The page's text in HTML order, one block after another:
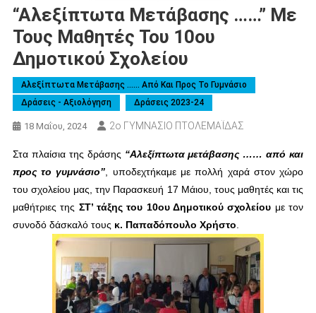
“Αλεξίπτωτα Μετάβασης ……” Με
Τους Μαθητές Του 10ου
Δημοτικού Σχολείου
Αλεξίπτωτα Μετάβασης …… Από Και Προς Το Γυμνάσιο
Δράσεις - Αξιολόγηση
Δράσεις 2023-24
18 Μαΐου, 2024 2ο ΓΥΜΝΑΣΙΟ ΠΤΟΛΕΜΑΪΔΑΣ
Στα πλαίσια της δράσης “Αλεξίπτωτα μετάβασης …… από και
προς το γυμνάσιο” , υποδεχτήκαμε με πολλή χαρά στον χώρο
του σχολείου μας, την Παρασκευή 17 Μάιου, τους μαθητές και τις
μαθήτριεςτης ΣΤ’ τάξης του 10ου Δημοτικού σχολείου με τον
συνοδό δάσκαλό τους κ. Παπαδόπουλο Χρήστο